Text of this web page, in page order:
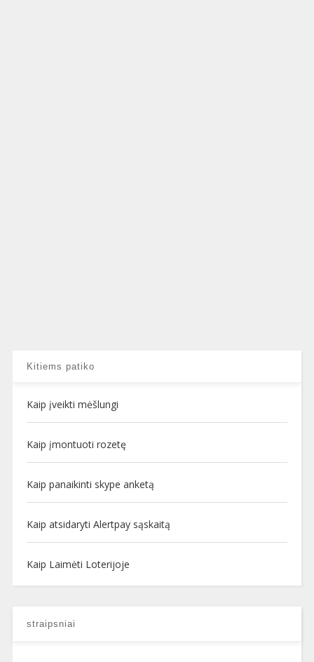
Kitiems patiko
Kaip įveikti mėšlungi
Kaip įmontuoti rozetę
Kaip panaikinti skype anketą
Kaip atsidaryti Alertpay sąskaitą
Kaip Laimėti Loterijoje
straipsniai